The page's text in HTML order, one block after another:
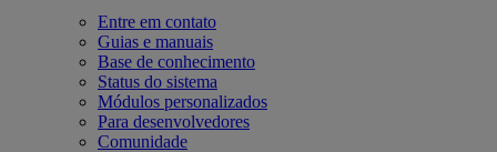
Entre em contato
Guias e manuais
Base de conhecimento
Status do sistema
Módulos personalizados
Para desenvolvedores
Comunidade